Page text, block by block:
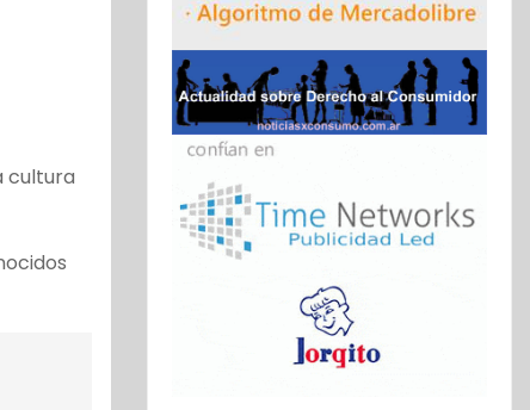
cultura